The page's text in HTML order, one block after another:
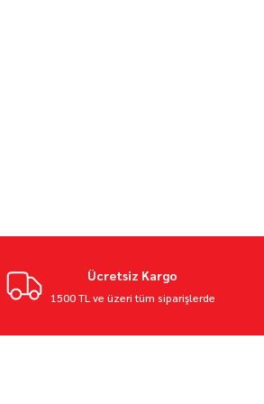
Ücretsiz Kargo
1500 TL ve üzeri tüm siparişlerde